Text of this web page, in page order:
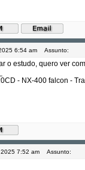
6:54 am Assunto:
o estudo, quero ver
- NX-400 falcon -
7:52 am Assunto: